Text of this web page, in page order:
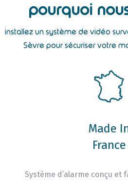
pourquoi
installez un système de vidéo
Sèvre pour sécuriser votre
Made
France
Système d’alarme conçu et